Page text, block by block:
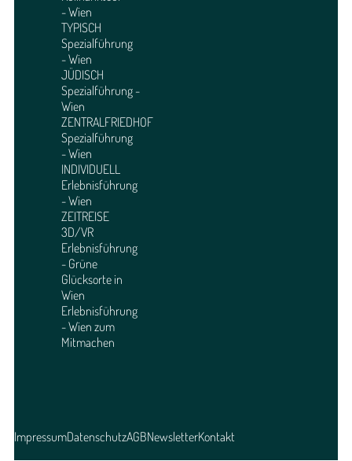
- Wien
TYPISCH
Spezialführung
- Wien
JÜDISCH
Spezialführung -
Wien
ZENTRALFRIEDHOF
Spezialführung
- Wien
INDIVIDUELL
Erlebnisführung
- Wien
ZEITREISE
3D/VR
Erlebnisführung
- Grüne
Glücksorte in
Wien
Erlebnisführung
- Wien zum
Mitmachen
ImpressumDatenschutzAGBNewsletterKontakt